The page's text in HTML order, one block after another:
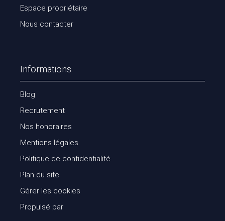
Espace propriétaire
Nous contacter
Informations
Blog
Recrutement
Nos honoraires
Mentions légales
Politique de confidentialité
Plan du site
Gérer les cookies
Propulsé par